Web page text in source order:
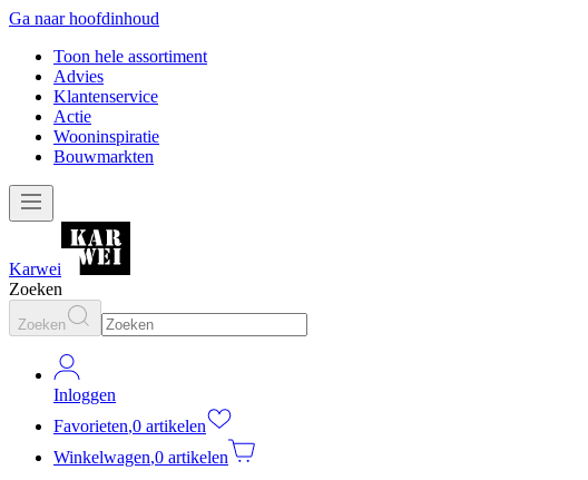
Ga naar hoofdinhoud
Toon hele assortiment
Advies
Klantenservice
Actie
Wooninspiratie
Bouwmarkten
Karwei
Zoeken
Zoeken
Inloggen
Favorieten,0 artikelen
Winkelwagen,0 artikelen